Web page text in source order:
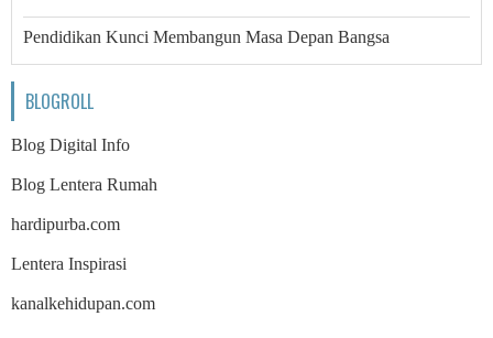
Pendidikan Kunci Membangun Masa Depan Bangsa
BLOGROLL
Blog Digital Info
Blog Lentera Rumah
hardipurba.com
Lentera Inspirasi
kanalkehidupan.com